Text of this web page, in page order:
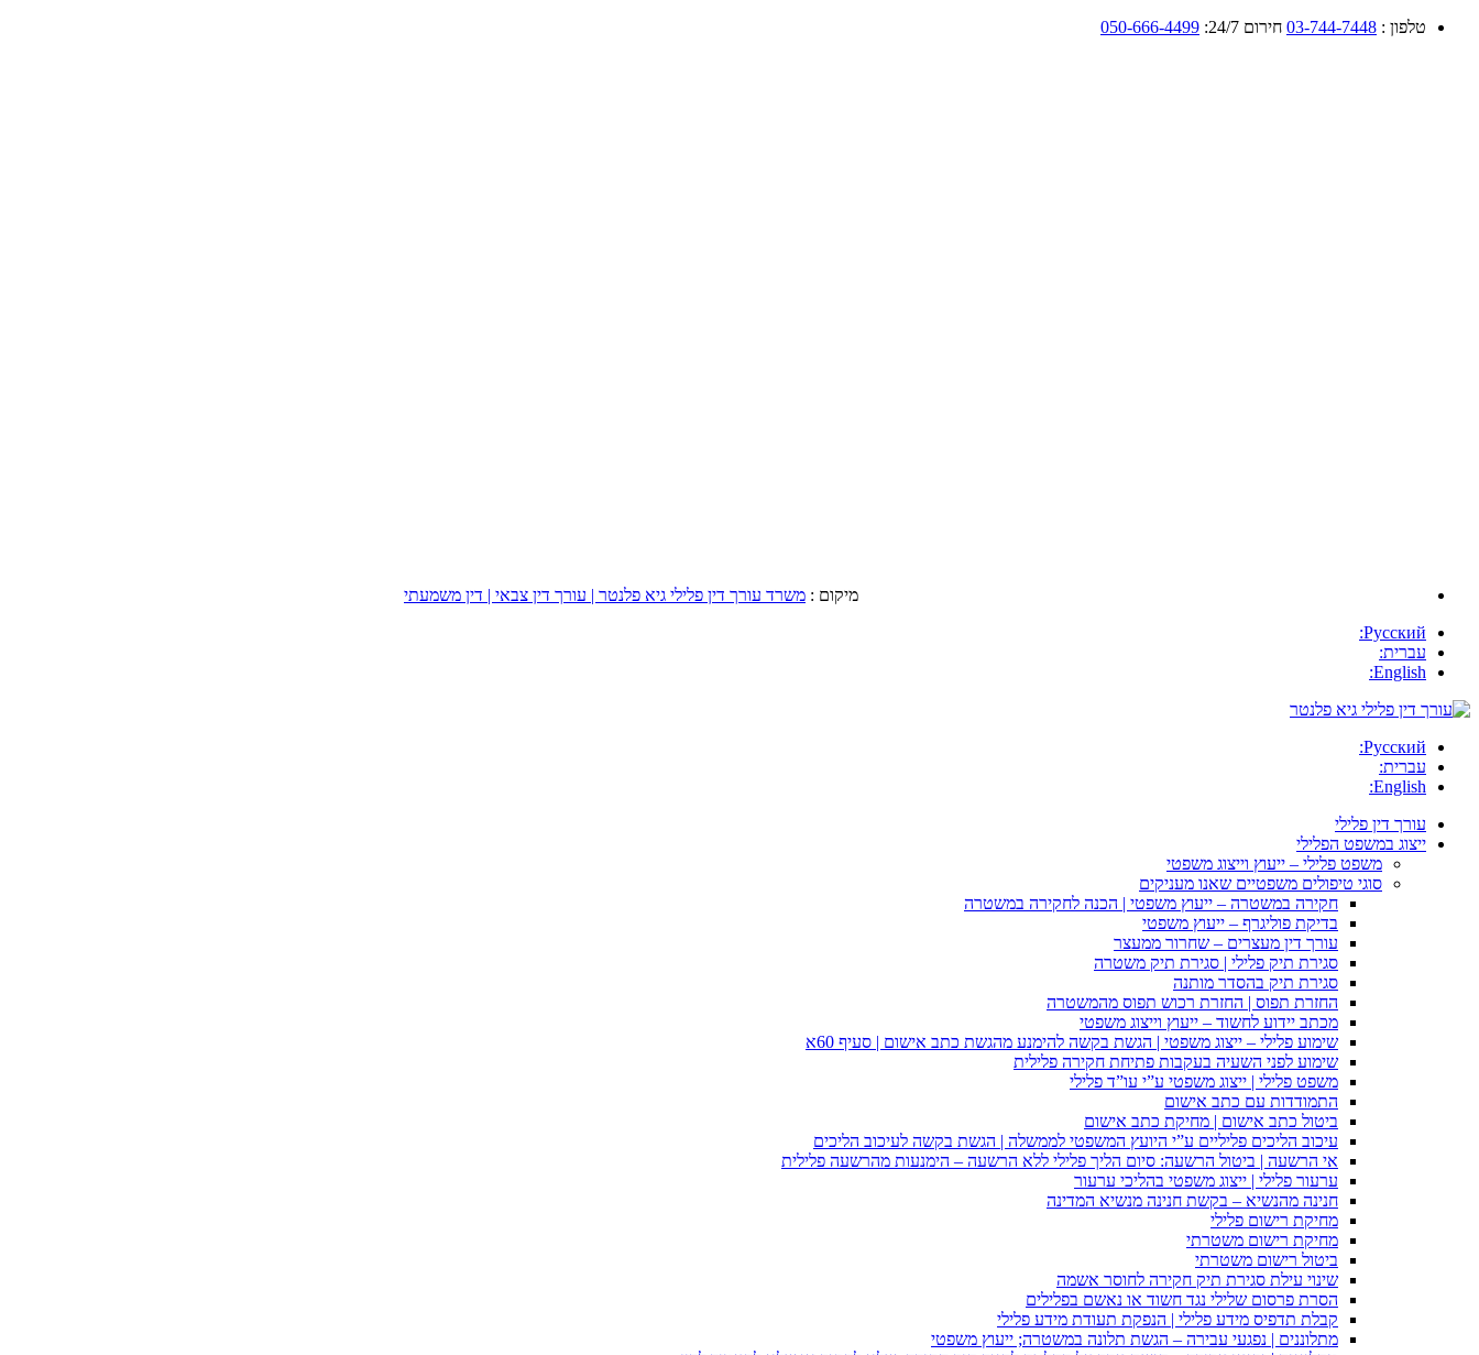
טלפון : 03-744-7448 חירום 24/7: 050-666-4499
מיקום : משרד עורך דין פלילי גיא פלנטר | עורך דין צבאי | דין משמעתי
Русский:
עברית:
English:
Русский:
עברית:
English:
עורך דין פלילי
ייצוג במשפט הפלילי
משפט פלילי – ייעוץ וייצוג משפטי
סוגי טיפולים משפטיים שאנו מעניקים
חקירה במשטרה – ייעוץ משפטי | הכנה לחקירה במשטרה
בדיקת פוליגרף – ייעוץ משפטי
עורך דין מעצרים – שחרור ממעצר
סגירת תיק פלילי | סגירת תיק משטרה
סגירת תיק בהסדר מותנה
החזרת תפוס | החזרת רכוש תפוס מהמשטרה
מכתב יידוע לחשוד – ייעוץ וייצוג משפטי
שימוע פלילי – ייצוג משפטי | הגשת בקשה להימנע מהגשת כתב אישום | סעיף 60א
שימוע לפני השעיה בעקבות פתיחת חקירה פלילית
משפט פלילי | ייצוג משפטי ע”י עו”ד פלילי
התמודדות עם כתב אישום
ביטול כתב אישום | מחיקת כתב אישום
עיכוב הליכים פליליים ע”י היועץ המשפטי לממשלה | הגשת בקשה לעיכוב הליכים
אי הרשעה | ביטול הרשעה: סיום הליך פלילי ללא הרשעה – הימנעות מהרשעה פלילית
ערעור פלילי | ייצוג משפטי בהליכי ערעור
חנינה מהנשיא – בקשת חנינה מנשיא המדינה
מחיקת רישום פלילי
מחיקת רישום משטרתי
ביטול רישום משטרתי
שינוי עילת סגירת תיק חקירה לחוסר אשמה
הסרת פרסום שלילי נגד חשוד או נאשם בפלילים
קבלת תדפיס מידע פלילי | הנפקת תעודת מידע פלילי
מתלוננים | נפגעי עבירה – הגשת תלונה במשטרה; ייעוץ משפטי